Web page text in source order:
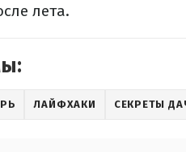
лета.
ЛАЙФХАКИ СЕКРЕТЫ